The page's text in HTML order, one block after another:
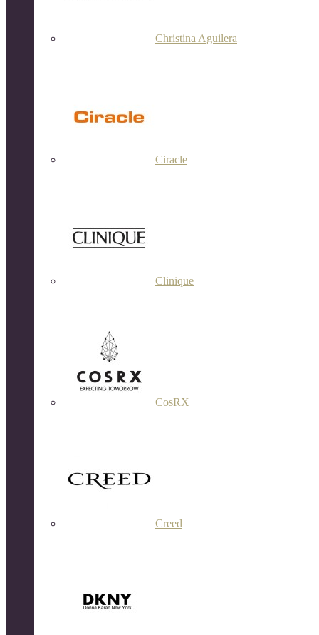
Christina Aguilera
Ciracle
Clinique
CosRX
Creed